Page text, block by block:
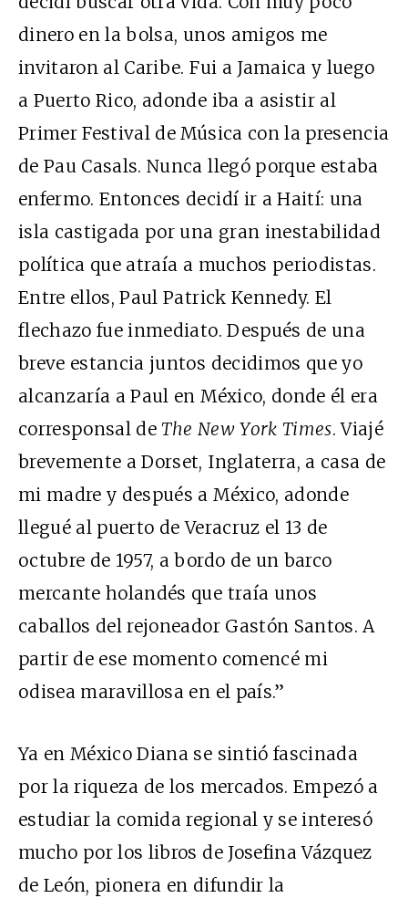
dinero en la bolsa, unos amigos me
invitaron al Caribe. Fui a Jamaica y luego
a Puerto Rico, adonde iba a asistir al
Primer Festival de Música con la presencia
de Pau Casals. Nunca llegó porque estaba
enfermo. Entonces decidí ir a Haití: una
isla castigada por una gran inestabilidad
política que atraía a muchos periodistas.
Entre ellos, Paul Patrick Kennedy. El
flechazo fue inmediato. Después de una
breve estancia juntos decidimos que yo
alcanzaría a Paul en México, donde él era
corresponsal deThe New York Times. Viajé
brevemente a Dorset, Inglaterra, a casa de
mi madre y después a México, adonde
llegué al puerto de Veracruz el 13 de
octubre de 1957, a bordo de un barco
mercante holandés que traía unos
caballos del rejoneador Gastón Santos. A
partir de ese momento comencé mi
odisea maravillosa en el país.”
Ya en México Diana se sintió fascinada
por la riqueza de los mercados. Empezó a
estudiar la comida regional y se interesó
mucho por los libros de Josefina Vázquez
de León, pionera en difundir la